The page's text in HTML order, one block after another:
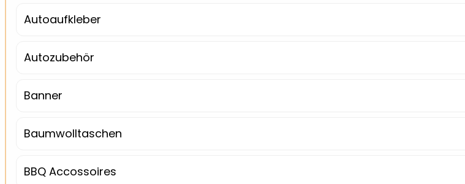
Autoaufkleber
Autozubehör
Banner
Baumwolltaschen
BBQ Accossoires